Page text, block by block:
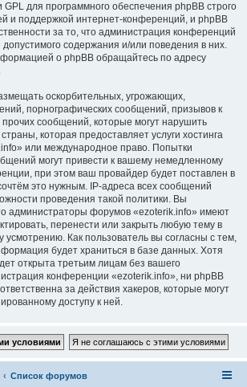
для программного обеспечения phpBB строго
и поддержкой интернет-конференций, и phpBB
за то, что администрация конференций
допустимого содержания и/или поведения в них.
о phpBB обращайтесь по адресу
оскорбительных, угрожающих,
порнографических сообщений, призывов к
сообщений, которые могут нарушить
которая предоставляет услуги хостинга
или международное право. Попытки
могут привести к вашему немедленному
при этом ваш провайдер будет поставлен в
это нужным. IP-адреса всех сообщений
проведения такой политики. Вы
администраторы форумов «ezoterik.info» имеют
перенести или закрыть любую тему в
Как пользователь вы согласны с тем,
будет храниться в базе данных. Хотя
открыта третьим лицам без вашего
конференции «ezoterik.info», ни phpBB
за действия хакеров, которые могут
доступу к ней.
Список форумов